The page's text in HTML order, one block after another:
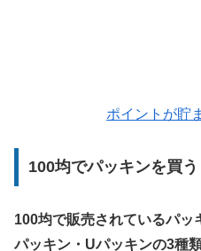
ポイントが貯
100均でパッキンを買
100均で販売されているパッ
パッキン・Uパッキンの3種